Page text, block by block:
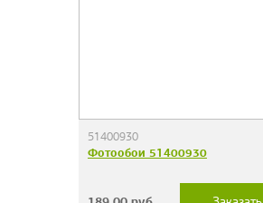
51400930
Фотообои 51400930